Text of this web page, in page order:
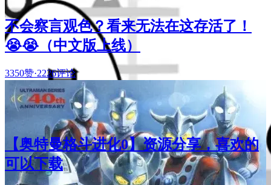
不会察言观色？看来无法在这存活了！
😭😭（中文版上线）
3350赞·2226评论
【奥特曼格斗进化0】资源分享，喜欢的
可以下载